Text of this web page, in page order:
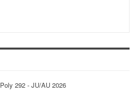
Poly 292 - JU/AU 2026